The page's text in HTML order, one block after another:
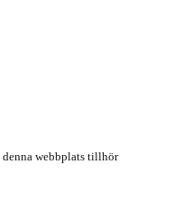
webbplats tillhör